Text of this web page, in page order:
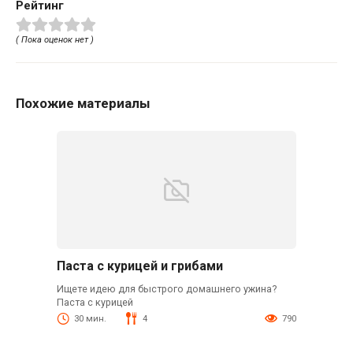
Рейтинг
( Пока оценок нет )
Похожие материалы
Паста с курицей и грибами
Ищете идею для быстрого домашнего ужина?
Паста с курицей
30 мин. 4 790